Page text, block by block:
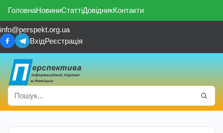
ГоловнаНовиниСтаттіДовідникКонтакти
info@perspekt.org.ua
ВхідРеєстрація